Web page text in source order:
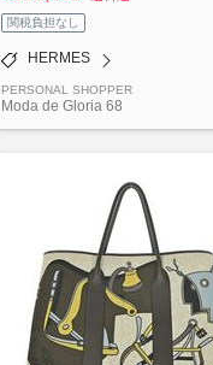
関税負担なし
HERMES
PERSONAL SHOPPER
Moda de Gloria 68